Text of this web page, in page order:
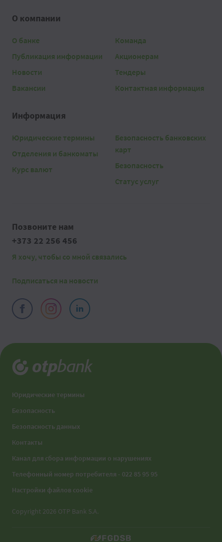
О компании
О банке
Публикация информации
Новости
Вакансии
Команда
Акционерам
Тендеры
Контактная информация
Информация
Юридические термины
Отделения и банкоматы
Курс валют
Безопасность банковских
карт
Безопасность
Статус услуг
Позвоните нам
+373 22 256 456
Я хочу, чтобы со мной связались
Подписаться на новости
Юридические термины
Безопасность
Безопасность данных
Контакты
Канал для сбора информации о нарушениях
Телефонный номер потребителя - 022 85 95 95
Настройки файлов cookie
Copyright 2026 OTP Bank S.A.